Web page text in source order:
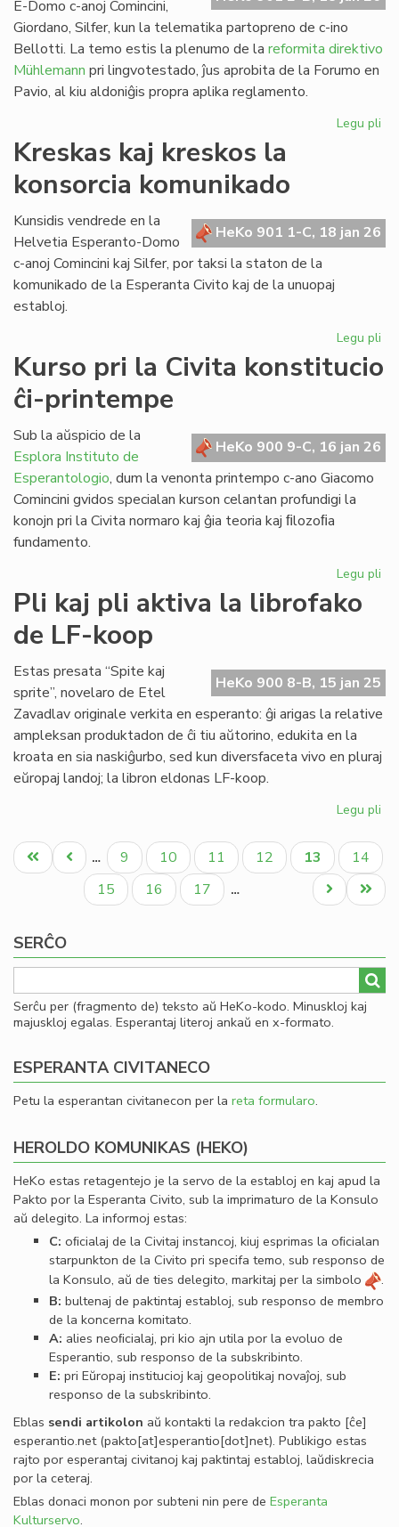
E-Domo c-anoj Comincini,
Giordano, Silfer, kun la telematika partopreno de c-ino
Bellotti. La temo estis la plenumo de la reformita direktivo
Mühlemann pri lingvotestado, ĵus aprobita de la Forumo en
Pavio, al kiu aldoniĝis propra aplika reglamento.
Legu pli
Kreskas kaj kreskos la
konsorcia komunikado
HeKo 901 1-C, 18 jan 26
Kunsidis vendrede en la
Helvetia Esperanto-Domo
c-anoj Comincini kaj Silfer, por taksi la staton de la
komunikado de la Esperanta Civito kaj de la unuopaj
establoj.
Legu pli
kaj
Kurso pri la Civita konstitucio
ĉi-printempe
HeKo 900 9-C, 16 jan 26
Sub la aŭspicio de la
Esplora Instituto de
Esperantologio, dum la venonta printempo c-ano Giacomo
Comincini gvidos specialan kurson celantan profundigi la
konojn pri la Civita normaro kaj ĝia teoria kaj ﬁlozoﬁa
fundamento.
Legu pli
Pli kaj pli aktiva la librofako
de LF-koop
HeKo 900 8-B, 15 jan 25
Estas presata “Spite kaj
sprite”, novelaro de Etel
Zavadlav originale verkita en esperanto: ĝi arigas la relative
ampleksan produktadon de ĉi tiu aŭtorino, edukita en la
kroata en sia naskiĝurbo, sed kun diversfaceta vivo en pluraj
eŭropaj landoj; la libron eldonas LF-koop.
Legu pli
kaj
pli
la
LF-
Pagination
Unua
paĝo
Antaŭa
paĝo
… Paĝo
9 Paĝo
10 Paĝo
11 Paĝo
12
Aktuala
paĝo
13 Paĝo
14
Paĝo
15 Paĝo
16 Paĝo
17 …
Last
page
Next
page
SERĈO
Serĉu per (fragmento de) teksto aŭ HeKo-kodo. Minuskloj kaj
majuskloj egalas. Esperantaj literoj ankaŭ en x-formato.
ESPERANTA CIVITANECO
Petu la esperantan civitanecon per la reta formularo.
HEROLDO KOMUNIKAS (HEKO)
HeKo estas retagentejo je la servo de la establoj en kaj apud la
Pakto por la Esperanta Civito, sub la imprimaturo de la Konsulo
aŭ delegito. La informoj estas:
C: oﬁcialaj de la Civitaj instancoj, kiuj esprimas la oﬁcialan
starpunkton de la Civito pri specifa temo, sub responso de
la Konsulo, aŭ de ties delegito, markitaj per la simbolo
.
B: bultenaj de paktintaj establoj, sub responso de membro
de la koncerna komitato.
A: alies neoﬁcialaj, pri kio ajn utila por la evoluo de
Esperantio, sub responso de la subskribinto.
E: pri Eŭropaj institucioj kaj geopolitikaj novaĵoj, sub
responso de la subskribinto.
Eblas sendi artikolon aŭ kontakti la redakcion tra pakto [ĉe]
esperantio.net(pakto[at]esperantio[dot]net). Publikigo estas
rajto por esperantaj civitanoj kaj paktintaj establoj, laŭdiskrecia
por la ceteraj.
Eblas donaci monon por subteni nin pere de Esperanta
Kulturservo.